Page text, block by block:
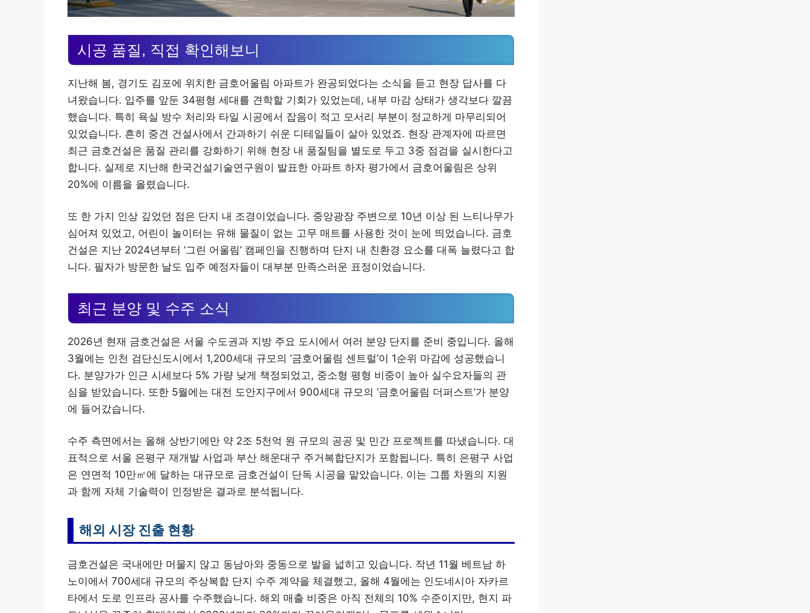
시공 품질, 직접 확인해보니
지난해 봄, 경기도 김포에 위치한 금호어울림 아파트가 완공되었다는 소식을 듣고 현장 답사를 다
녀왔습니다. 입주를 앞둔 34평형 세대를 견학할 기회가 있었는데, 내부 마감 상태가 생각보다 깔끔
했습니다. 특히 욕실 방수 처리와 타일 시공에서 잡음이 적고 모서리 부분이 정교하게 마무리되어
있었습니다. 흔히 중견 건설사에서 간과하기 쉬운 디테일들이 살아 있었죠. 현장 관계자에 따르면
최근 금호건설은 품질 관리를 강화하기 위해 현장 내 품질팀을 별도로 두고 3중 점검을 실시한다고
합니다. 실제로 지난해 한국건설기술연구원이 발표한 아파트 하자 평가에서 금호어울림은 상위
20%에 이름을 올렸습니다.
또 한 가지 인상 깊었던 점은 단지 내 조경이었습니다. 중앙광장 주변으로 10년 이상 된 느티나무가
심어져 있었고, 어린이 놀이터는 유해 물질이 없는 고무 매트를 사용한 것이 눈에 띄었습니다. 금호
건설은 지난 2024년부터 ‘그린 어울림’ 캠페인을 진행하며 단지 내 친환경 요소를 대폭 늘렸다고 합
니다. 필자가 방문한 날도 입주 예정자들이 대부분 만족스러운 표정이었습니다.
최근 분양 및 수주 소식
2026년 현재 금호건설은 서울 수도권과 지방 주요 도시에서 여러 분양 단지를 준비 중입니다. 올해
3월에는 인천 검단신도시에서 1,200세대 규모의 ‘금호어울림 센트럴’이 1순위 마감에 성공했습니
다. 분양가가 인근 시세보다 5% 가량 낮게 책정되었고, 중소형 평형 비중이 높아 실수요자들의 관
심을 받았습니다. 또한 5월에는 대전 도안지구에서 900세대 규모의 ‘금호어울림 더퍼스트’가 분양
에 들어갔습니다.
수주 측면에서는 올해 상반기에만 약 2조 5천억 원 규모의 공공 및 민간 프로젝트를 따냈습니다. 대
표적으로 서울 은평구 재개발 사업과 부산 해운대구 주거복합단지가 포함됩니다. 특히 은평구 사업
은 연면적 10만㎡에 달하는 대규모로 금호건설이 단독 시공을 맡았습니다. 이는 그룹 차원의 지원
과 함께 자체 기술력이 인정받은 결과로 분석됩니다.
해외 시장 진출 현황
금호건설은 국내에만 머물지 않고 동남아와 중동으로 발을 넓히고 있습니다. 작년 11월 베트남 하
노이에서 700세대 규모의 주상복합 단지 수주 계약을 체결했고, 올해 4월에는 인도네시아 자카르
타에서 도로 인프라 공사를 수주했습니다. 해외 매출 비중은 아직 전체의 10% 수준이지만, 현지 파